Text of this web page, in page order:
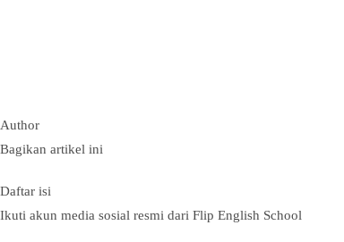
Author
Bagikan artikel ini
Daftar isi
Ikuti akun media sosial resmi dari Flip English School